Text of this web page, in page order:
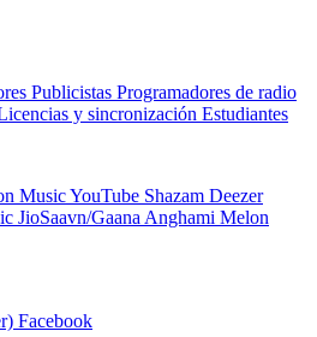
Publicistas Programadores de radio
y sincronización Estudiantes
MusicYouTube Shazam Deezer
JioSaavn/Gaana Anghami Melon
Facebook